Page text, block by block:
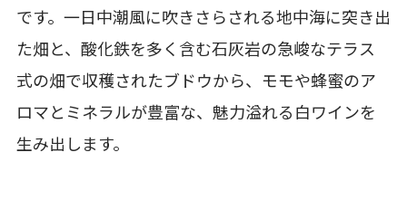
です。一日中潮風に吹きさらされる地中海に突き出
た畑と、酸化鉄を多く含む石灰岩の急峻なテラス
式の畑で収穫されたブドウから、モモや蜂蜜のア
ロマとミネラルが豊富な、魅力溢れる白ワインを
生み出します。